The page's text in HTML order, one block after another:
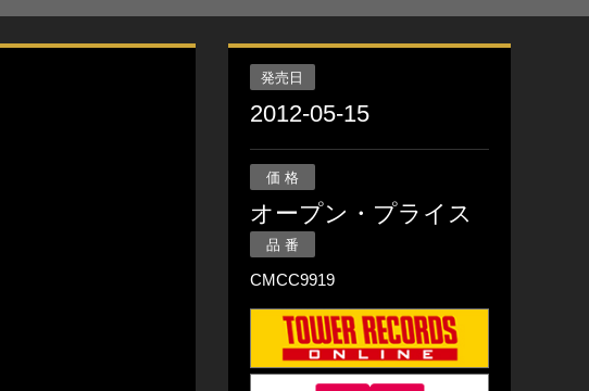
発売日
2012-05-15
価 格
オープン・プライス
品 番
CMCC9919